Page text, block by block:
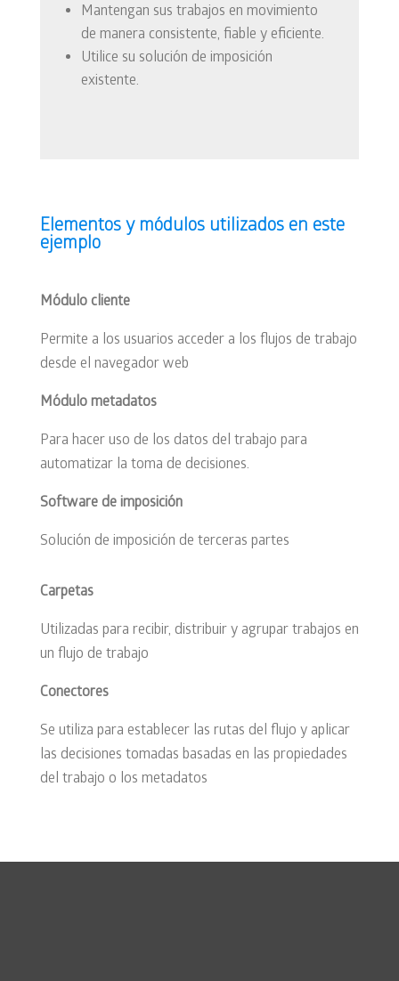
Mantengan sus trabajos en movimiento
de manera consistente, fiable y eficiente.
Utilice su solución de imposición
existente.
Elementos y módulos utilizados en este
ejemplo
Módulo cliente
Permite a los usuarios acceder a los flujos de trabajo
desde el navegador web
Módulo metadatos
Para hacer uso de los datos del trabajo para
automatizar la toma de decisiones.
Software de imposición
Solución de imposición de terceras partes
Carpetas
Utilizadas para recibir, distribuir y agrupar trabajos en
un flujo de trabajo
Conectores
Se utiliza para establecer las rutas del flujo y aplicar
las decisiones tomadas basadas en las propiedades
del trabajo o los metadatos